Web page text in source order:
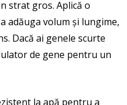
strat gros. Aplică o
adăuga volum și lungime,
Dacă ai genele scurte
de gene pentru un
la apă pentru a